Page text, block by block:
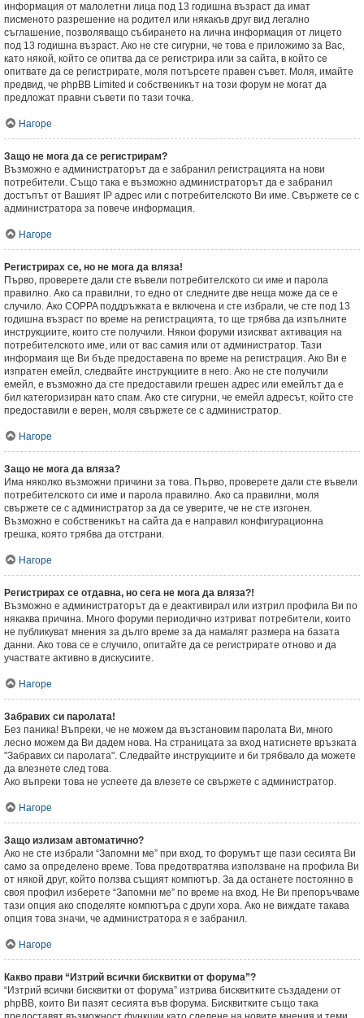
информация от малолетни лица под 13 годишна възраст да имат
писменото разрешение на родител или някакъв друг вид легално
съглашение, позволяващо събирането на лична информация от лицето
под 13 годишна възраст. Ако не сте сигурни, че това е приложимо за Вас,
като някой, който се опитва да се регистрира или за сайта, в който се
опитвате да се регистрирате, моля потърсете правен съвет. Моля, имайте
предвид, че phpBB Limited и собственикът на този форум не могат да
предложат правни съвети по тази точка.
Нагоре
Защо не мога да се регистрирам?
Възможно е администраторът да е забранил регистрацията на нови
потребители. Също така е възможно администраторът да е забранил
достъпът от Вашият IP адрес или с потребителското Ви име. Свържете се с
администратора за повече информация.
Нагоре
Регистрирах се, но не мога да вляза!
Първо, проверете дали сте въвели потребителското си име и парола
правилно. Ако са правилни, то едно от следните две неща може да се е
случило. Ако COPPA поддръжката е включена и сте избрали, че сте под 13
годишна възраст по време на регистрацията, то ще трябва да изпълните
инструкциите, които сте получили. Някои форуми изискват активация на
потребителското име, или от вас самия или от администратор. Тази
информаия ще Ви бъде предоставена по време на регистрация. Ако Ви е
изпратен емейл, следвайте инструкциите в него. Ако не сте получили
емейл, е възможно да сте предоставили грешен адрес или емейлът да е
бил категоризиран като спам. Ако сте сигурни, че емейл адресът, който сте
предоставили е верен, моля свържете се с администратор.
Нагоре
Защо не мога да вляза?
Има няколко възможни причини за това. Първо, проверете дали сте въвели
потребителското си име и парола правилно. Ако са правилни, моля
свържете се с администратор за да се уверите, че не сте изгонен.
Възможно е собственикът на сайта да е направил конфигурационна
грешка, която трябва да отстрани.
Нагоре
Регистрирах се отдавна, но сега не мога да вляза?!
Възможно е администраторът да е деактивирал или изтрил профила Ви по
някаква причина. Много форуми периодично изтриват потребители, които
не публикуват мнения за дълго време за да намалят размера на базата
данни. Ако това се е случило, опитайте да се регистрирате отново и да
участвате активно в дискусиите.
Нагоре
Забравих си паролата!
Без паника! Въпреки, че не можем да възстановим паролата Ви, много
лесно можем да Ви дадем нова. На страницата за вход натиснете връзката
"Забравих си паролата". Следвайте инструкциите и би трябвало да можете
да влезнете след това.
Ако въпреки това не успеете да влезете се свържете с администратор.
Нагоре
Защо излизам автоматично?
Ако не сте избрали “Запомни ме” при вход, то форумът ще пази сесията Ви
само за определено време. Това предотвратява използване на профила Ви
от някой друг, който ползва същият компютър. За да останете постоянно в
своя профил изберете “Запомни ме” по време на вход. Не Ви препоръчваме
тази опция ако споделяте компютъра с други хора. Ако не виждате такава
опция това значи, че администратора я е забранил.
Нагоре
Какво прави “Изтрий всички бисквитки от форума”?
“Изтрий всички бисквитки от форума” изтрива бисквитките създадени от
phpBB, които Ви пазят сесията във форума. Бисквитките също така